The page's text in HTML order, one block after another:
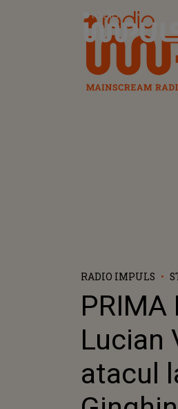
Radio Impuls
RADIO IMPULS
PRIMA
Lucian
atacul